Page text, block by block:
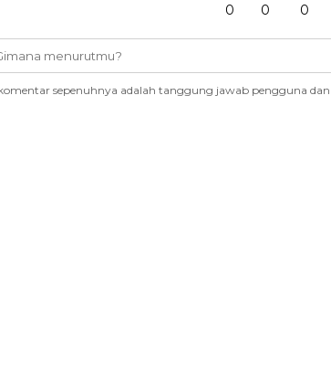
0 0 0
sepenuhnya adalah tanggung jawab pengguna